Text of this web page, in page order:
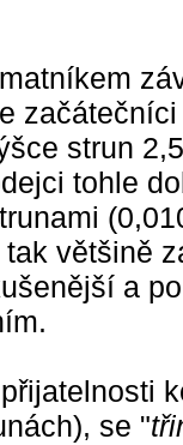
strun
tohle
většině
a
se "